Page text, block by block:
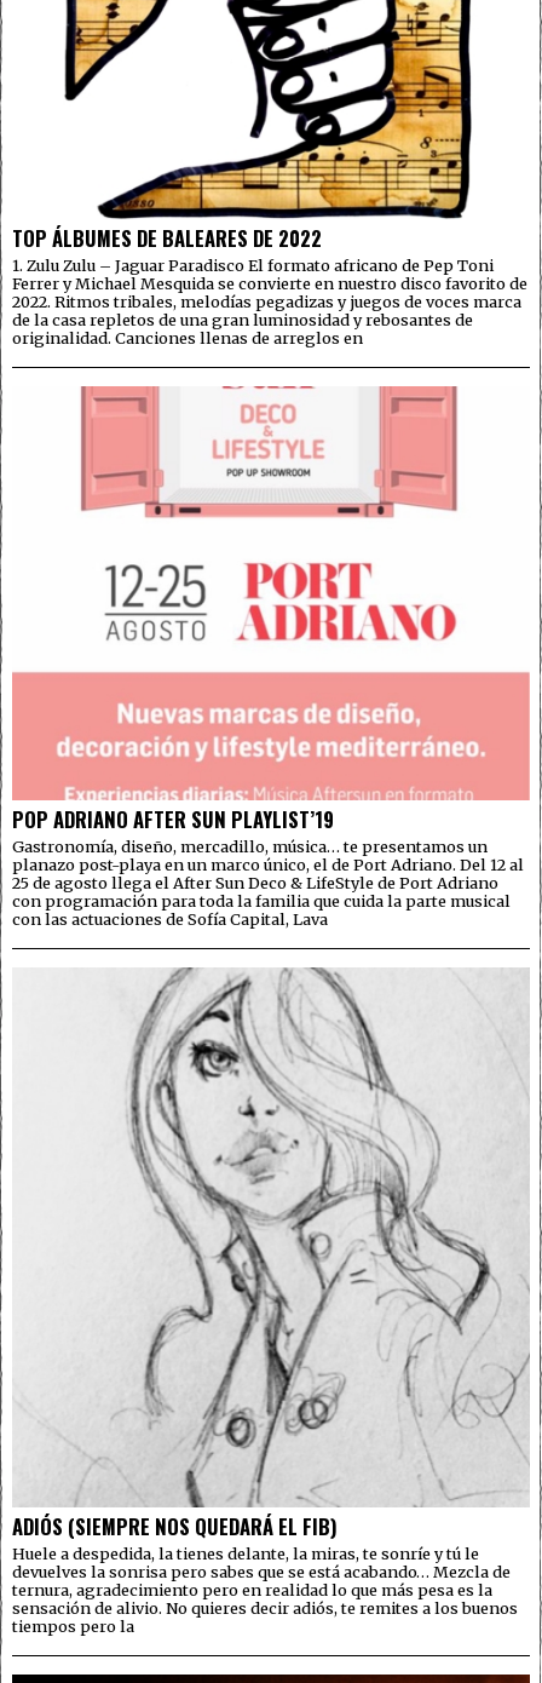
TOP ÁLBUMES DE BALEARES DE 2022
1. Zulu Zulu – Jaguar Paradisco El formato africano de Pep Toni
Ferrer y Michael Mesquida se convierte en nuestro disco favorito de
2022. Ritmos tribales, melodías pegadizas y juegos de voces marca
de la casa repletos de una gran luminosidad y rebosantes de
originalidad. Canciones llenas de arreglos en
POP ADRIANO AFTER SUN PLAYLIST’19
Gastronomía, diseño, mercadillo, música… te presentamos un
planazo post-playa en un marco único, el de Port Adriano. Del 12 al
25 de agosto llega el After Sun Deco & LifeStyle de Port Adriano
con programación para toda la familia que cuida la parte musical
con las actuaciones de Sofía Capital, Lava
ADIÓS (SIEMPRE NOS QUEDARÁ EL FIB)
Huele a despedida, la tienes delante, la miras, te sonríe y tú le
devuelves la sonrisa pero sabes que se está acabando… Mezcla de
ternura, agradecimiento pero en realidad lo que más pesa es la
sensación de alivio. No quieres decir adiós, te remites a los buenos
tiempos pero la